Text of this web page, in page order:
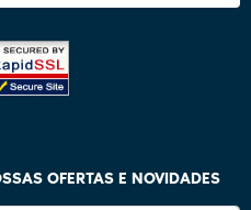
OFERTAS E NOVIDADES